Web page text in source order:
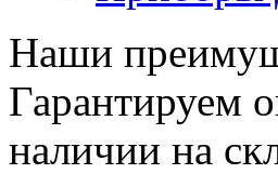
Наши
Гарантируем
наличии на